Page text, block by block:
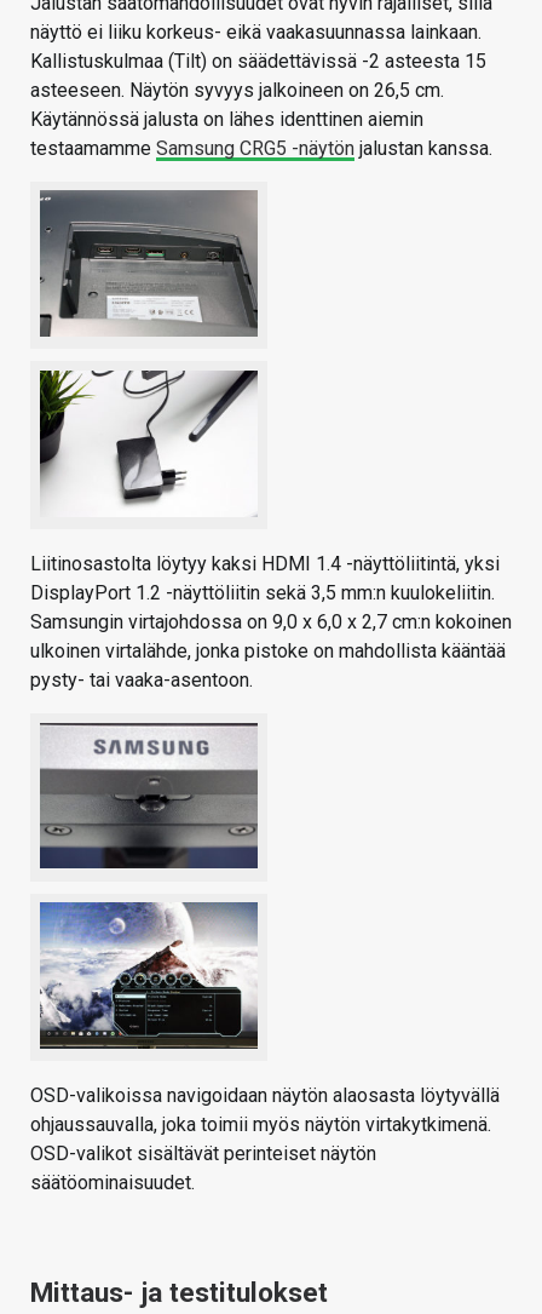
näyttö ei liiku korkeus- eikä vaakasuunnassa lainkaan.
Kallistuskulmaa (Tilt) on säädettävissä -2 asteesta 15
asteeseen. Näytön syvyys jalkoineen on 26,5 cm.
Käytännössä jalusta on lähes identtinen aiemin
testaamamme Samsung CRG5 -näytön jalustan kanssa.
Liitinosastolta löytyy kaksi HDMI 1.4 -näyttöliitintä, yksi
DisplayPort 1.2 -näyttöliitin sekä 3,5 mm:n kuulokeliitin.
Samsungin virtajohdossa on 9,0 x 6,0 x 2,7 cm:n kokoinen
ulkoinen virtalähde, jonka pistoke on mahdollista kääntää
pysty- tai vaaka-asentoon.
OSD-valikoissa navigoidaan näytön alaosasta löytyvällä
ohjaussauvalla, joka toimii myös näytön virtakytkimenä.
OSD-valikot sisältävät perinteiset näytön
säätöominaisuudet.
Mittaus- ja testitulokset